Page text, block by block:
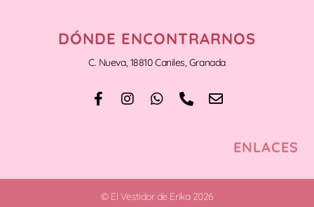
DÓNDE ENCONTRARNOS
C. Nueva, 18810 Caniles, Granada
ENLACES
© El Vestidor de Erika 2026